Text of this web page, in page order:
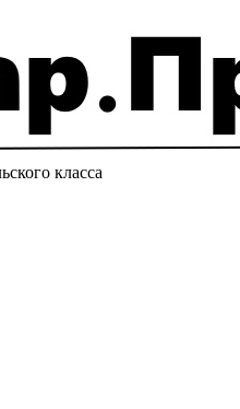
класса